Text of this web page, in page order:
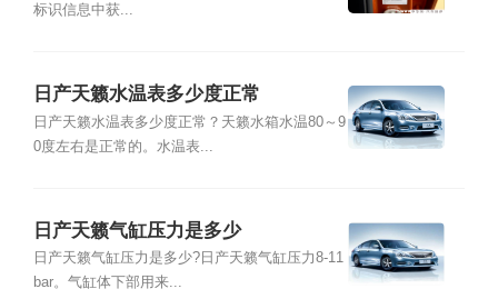
标识信息中获...
日产天籁水温表多少度正常
日产天籁水温表多少度正常？天籁水箱水温80～9
0度左右是正常的。水温表...
日产天籁气缸压力是多少
日产天籁气缸压力是多少?日产天籁气缸压力8-11
bar。气缸体下部用来...